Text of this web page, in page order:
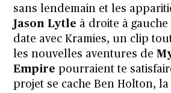
sans lendemain et les
Jason Lytle à droite à
date avec Kramies, un clip
les nouvelles aventures de
Empire pourraient te
projet se cache Ben Holton,